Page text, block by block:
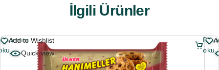
İlgili Ürünler
Add to Wishlist
Quick view
oku